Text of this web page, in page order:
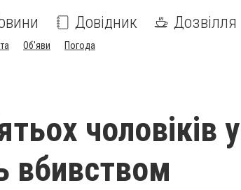
Довідник Дозвілля
Об'яви Погода
чоловіків
вбивством